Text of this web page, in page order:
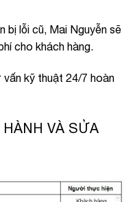
bị lỗi cũ, Mai Nguyễn sẽ
cho khách hàng.
kỹ thuật 24/7 hoàn
VÀ SỬA